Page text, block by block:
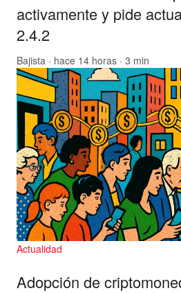
activamente y pide
2.4.2
Bajista · hace 14 horas · 3 min
Actualidad
Adopción de